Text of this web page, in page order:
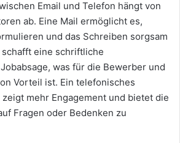
Email und Telefon hängt von
ab. Eine Mail ermöglicht es,
und das Schreiben sorgsam
eine schriftliche
was für die Bewerber und
Vorteil ist. Ein telefonisches
mehr Engagement und bietet die
Fragen oder Bedenken zu